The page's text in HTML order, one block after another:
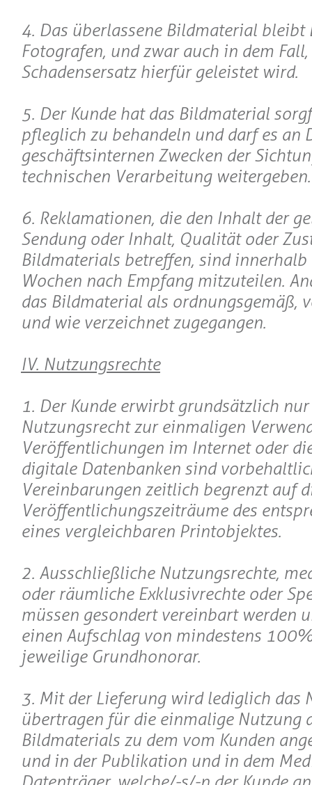
4. Das überlassene Bildmaterial bleibt
Fotografen, und zwar auch in dem Fall,
Schadensersatz hierfür geleistet wird.
5. Der Kunde hat das Bildmaterial
pfleglich zu behandeln und darf es an
geschäftsinternen Zwecken der
technischen Verarbeitung weitergeben.
6. Reklamationen, die den Inhalt der
Sendung oder Inhalt, Qualität oder
Bildmaterials betreffen, sind innerhalb
Wochen nach Empfang mitzuteilen.
das Bildmaterial als ordnungsgemäß,
und wie verzeichnet zugegangen.
IV. Nutzungsrechte
1. Der Kunde erwirbt grundsätzlich
Nutzungsrecht zur einmaligen
Veröffentlichungen im Internet oder
digitale Datenbanken sind
Vereinbarungen zeitlich begrenzt auf
Veröffentlichungszeiträume des
eines vergleichbaren Printobjektes.
2. Ausschließliche Nutzungsrechte,
oder räumliche Exklusivrechte oder
müssen gesondert vereinbart werden
einen Aufschlag von mindestens
jeweilige Grundhonorar.
3. Mit der Lieferung wird lediglich das
übertragen für die einmalige Nutzung
Bildmaterials zu dem vom Kunden
und in der Publikation und in dem